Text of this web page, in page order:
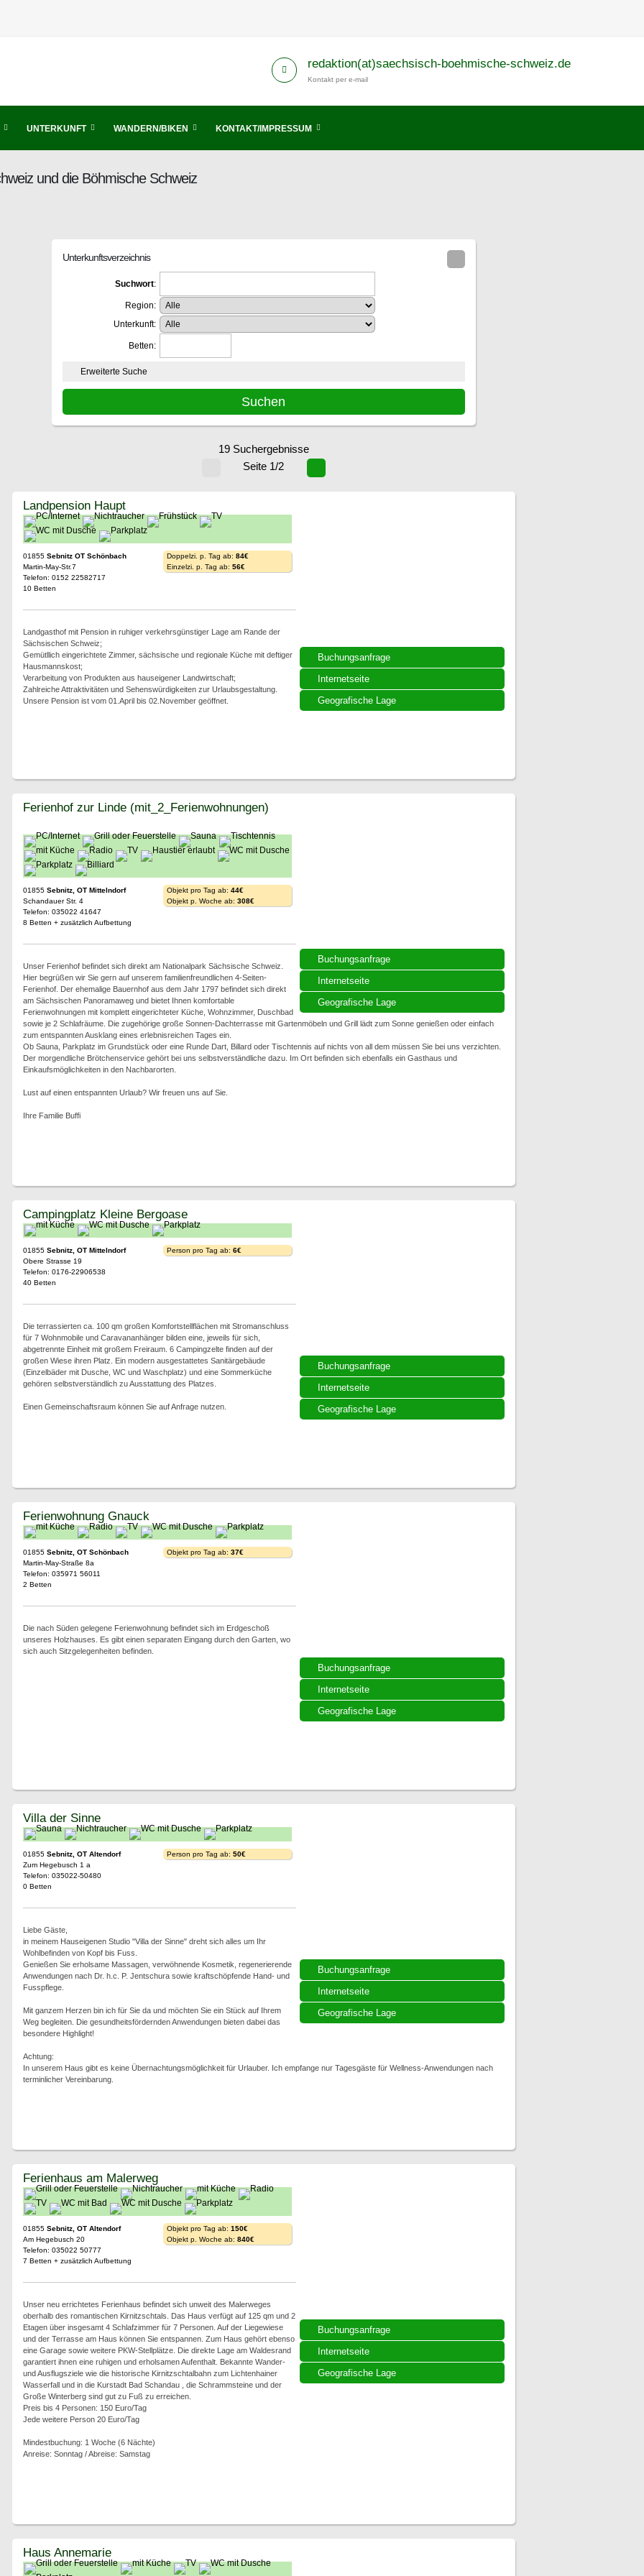
redaktion(at)saechsisch-boehmische-schweiz.de
Kontakt per e-mail
UNTERKUNFT WANDERN/BIKEN KONTAKT/IMPRESSUM
und die Böhmische Schweiz
Unterkunftsverzeichnis
Suchwort:
Region:
Unterkunft:
Betten:
Erweiterte Suche
19 Suchergebnisse
Seite 1/2
Buchungsanfrage
Internetseite
Geografische Lage
Landpension Haupt
01855 Sebnitz OT Schönbach
Martin-May-Str.7
Telefon: 0152 22582717
10 Betten
Doppelzi. p. Tag ab: 84€
Einzelzi. p. Tag ab: 56€
Landgasthof mit Pension in ruhiger verkehrsgünstiger Lage am Rande der
Sächsischen Schweiz;
Gemütllich eingerichtete Zimmer, sächsische und regionale Küche mit deftiger
Hausmannskost;
Verarbeitung von Produkten aus hauseigener Landwirtschaft;
Zahlreiche Attraktivitäten und Sehenswürdigkeiten zur Urlaubsgestaltung.
Unsere Pension ist vom 01.April bis 02.November geöffnet.
Buchungsanfrage
Internetseite
Geografische Lage
Ferienhof zur Linde (mit_2_Ferienwohnungen)
01855 Sebnitz, OT Mittelndorf
Schandauer Str. 4
Telefon: 035022 41647
8 Betten + zusätzlich Aufbettung
Objekt pro Tag ab: 44€
Objekt p. Woche ab: 308€
Unser Ferienhof befindet sich direkt am Nationalpark Sächsische Schweiz.
Hier begrüßen wir Sie gern auf unserem familienfreundlichen 4-Seiten-
Ferienhof. Der ehemalige Bauernhof aus dem Jahr 1797 befindet sich direkt
am Sächsischen Panoramaweg und bietet Ihnen komfortable
Ferienwohnungen mit komplett eingerichteter Küche, Wohnzimmer, Duschbad
sowie je 2 Schlafräume. Die zugehörige große Sonnen-Dachterrasse mit Gartenmöbeln und Grill lädt zum Sonne genießen oder einfach
zum entspannten Ausklang eines erlebnisreichen Tages ein.
Ob Sauna, Parkplatz im Grundstück oder eine Runde Dart, Billard oder Tischtennis auf nichts von all dem müssen Sie bei uns verzichten.
Der morgendliche Brötchenservice gehört bei uns selbstverständliche dazu. Im Ort befinden sich ebenfalls ein Gasthaus und
Einkaufsmöglichkeiten in den Nachbarorten.
Lust auf einen entspannten Urlaub? Wir freuen uns auf Sie.
Ihre Familie Buffi
Buchungsanfrage
Internetseite
Geografische Lage
Campingplatz Kleine Bergoase
01855 Sebnitz, OT Mittelndorf
Obere Strasse 19
Telefon: 0176-22906538
40 Betten
Person pro Tag ab: 6€
Die terrassierten ca. 100 qm großen Komfortstellflächen mit Stromanschluss
für 7 Wohnmobile und Caravananhänger bilden eine, jeweils für sich,
abgetrennte Einheit mit großem Freiraum. 6 Campingzelte finden auf der
großen Wiese ihren Platz. Ein modern ausgestattetes Sanitärgebäude
(Einzelbäder mit Dusche, WC und Waschplatz) und eine Sommerküche
gehören selbstverständlich zu Ausstattung des Platzes.
Einen Gemeinschaftsraum können Sie auf Anfrage nutzen.
Buchungsanfrage
Internetseite
Geografische Lage
Ferienwohnung Gnauck
01855 Sebnitz, OT Schönbach
Martin-May-Straße 8a
Telefon: 035971 56011
2 Betten
Objekt pro Tag ab: 37€
Die nach Süden gelegene Ferienwohnung befindet sich im Erdgeschoß
unseres Holzhauses. Es gibt einen separaten Eingang durch den Garten, wo
sich auch Sitzgelegenheiten befinden.
Buchungsanfrage
Internetseite
Geografische Lage
Villa der Sinne
01855 Sebnitz, OT Altendorf
Zum Hegebusch 1 a
Telefon: 035022-50480
0 Betten
Person pro Tag ab: 50€
Liebe Gäste,
in meinem Hauseigenen Studio "Villa der Sinne" dreht sich alles um Ihr
Wohlbefinden von Kopf bis Fuss.
Genießen Sie erholsame Massagen, verwöhnende Kosmetik, regenerierende
Anwendungen nach Dr. h.c. P. Jentschura sowie kraftschöpfende Hand- und
Fusspflege.
Mit ganzem Herzen bin ich für Sie da und möchten Sie ein Stück auf Ihrem
Weg begleiten. Die gesundheitsfördernden Anwendungen bieten dabei das
besondere Highlight!
Achtung:
In unserem Haus gibt es keine Übernachtungsmöglichkeit für Urlauber. Ich empfange nur Tagesgäste für Wellness-Anwendungen nach
terminlicher Vereinbarung.
Buchungsanfrage
Internetseite
Geografische Lage
Ferienhaus am Malerweg
01855 Sebnitz, OT Altendorf
Am Hegebusch 20
Telefon: 035022 50777
7 Betten + zusätzlich Aufbettung
Objekt pro Tag ab: 150€
Objekt p. Woche ab: 840€
Unser neu errichtetes Ferienhaus befindet sich unweit des Malerweges
oberhalb des romantischen Kirnitzschtals. Das Haus verfügt auf 125 qm und 2
Etagen über insgesamt 4 Schlafzimmer für 7 Personen. Auf der Liegewiese
und der Terrasse am Haus können Sie entspannen. Zum Haus gehört ebenso
eine Garage sowie weitere PKW-Stellplätze. Die direkte Lage am Waldesrand
garantiert ihnen eine ruhigen und erholsamen Aufenthalt. Bekannte Wander-
und Ausflugsziele wie die historische Kirnitzschtalbahn zum Lichtenhainer
Wasserfall und in die Kurstadt Bad Schandau , die Schrammsteine und der
Große Winterberg sind gut zu Fuß zu erreichen.
Preis bis 4 Personen: 150 Euro/Tag
Jede weitere Person 20 Euro/Tag
Mindestbuchung: 1 Woche (6 Nächte)
Anreise: Sonntag / Abreise: Samstag
Haus Annemarie